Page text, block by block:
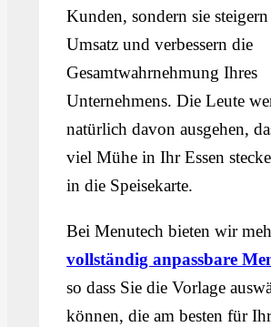
Kunden, sondern sie
Umsatz und verbessern die
Gesamtwahrnehmung Ihres
Unternehmens. Die Leute
natürlich davon ausgehen,
viel Mühe in Ihr Essen
in die Speisekarte.
Bei Menutech bieten wir
vollständig anpassbare
so dass Sie die Vorlage
können, die am besten für